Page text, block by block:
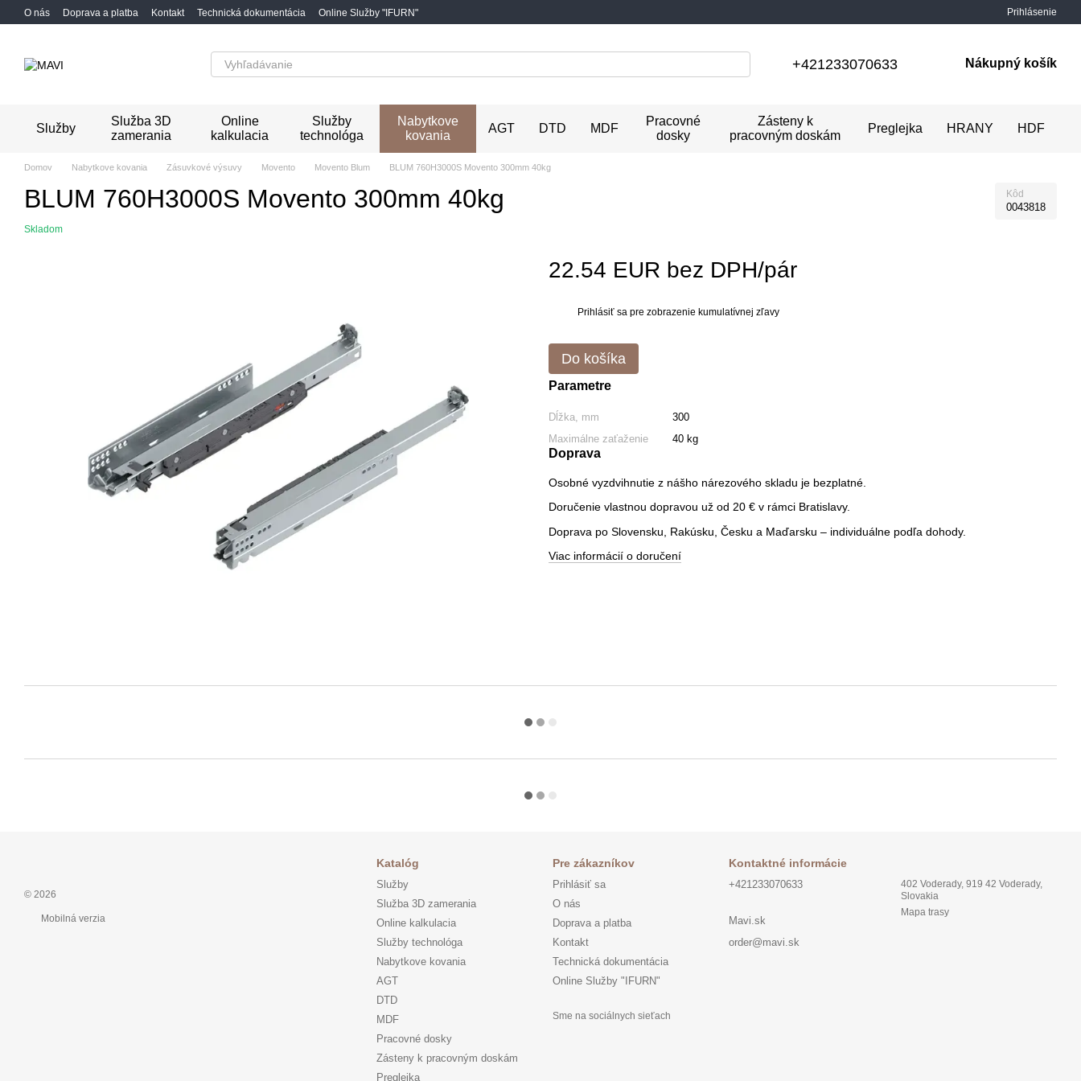
Перейти к основному контенту
O nás Doprava a platba Kontakt Technická dokumentácia Online Služby "IFURN" Prihlásenie
+421233070633 Nákupný košík
Služby
Služba 3D
zamerania
Online
kalkulacia
Služby
technológa
Nabytkove
kovania
AGT DTD MDF
Pracovné
dosky
Zásteny k
pracovným doskám
Preglejka HRANY HDF
Domov Nabytkove kovania Zásuvkové výsuvy Movento Movento Blum BLUM 760H3000S Movento 300mm 40kg
BLUM 760H3000S Movento 300mm 40kg Kôd
0043818
Skladom
22.54 EUR bez DPH/pár
Prihlásiť sa pre zobrazenie kumulatívnej zľavy
Do košíka
Parametre
Dĺžka, mm
300
Maximálne zaťaženie
40 kg
Doprava
Osobné vyzdvihnutie z nášho nárezového skladu je bezplatné.
Doručenie vlastnou dopravou už od 20 € v rámci Bratislavy.
Doprava po Slovensku, Rakúsku, Česku a Maďarsku – individuálne podľa dohody.
Viac informácií o doručení
© 2026
Mobilná verzia
Katalóg
Služby
Služba 3D zamerania
Online kalkulacia
Služby technológa
Nabytkove kovania
AGT
DTD
MDF
Pracovné dosky
Zásteny k pracovným doskám
Preglejka
Pre zákazníkov
Prihlásiť sa
O nás
Doprava a platba
Kontakt
Technická dokumentácia
Online Služby "IFURN"
Sme na sociálnych sieťach
Kontaktné informácie
+421233070633
Mavi.sk
order@mavi.sk
402 Voderady, 919 42 Voderady,
Slovakia
Mapa trasy